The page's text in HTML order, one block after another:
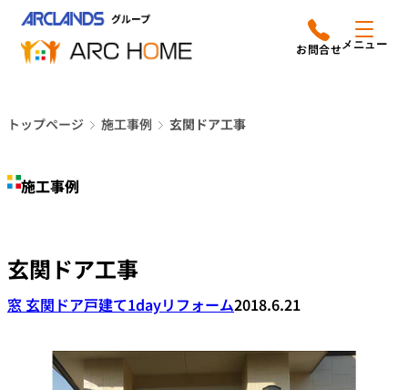
ッ
アークホームについて
施工事例
店舗案内
会社情報
オーナー向け会員サービス
よくあるご質問
サイトマップ
メニュー
営業時間は
平日9時から18時までと
電話をかける
トップページ 施工事例 玄関ドア工事
施工事例
玄関ドア工事
窓 玄関ドア戸建て1dayリフォーム2018.6.21